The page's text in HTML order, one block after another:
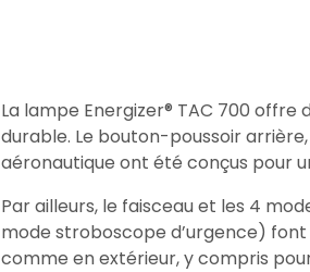
La lampe Energizer® TAC 700
durable. Le bouton-poussoir
aéronautique ont été conçus pour
Par ailleurs, le faisceau et les 4
mode stroboscope d’urgence)
comme en extérieur, y compris